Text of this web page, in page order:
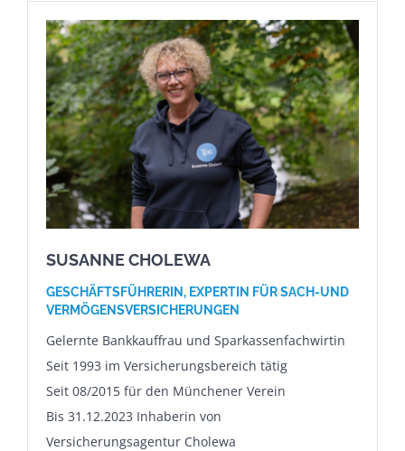
SUSANNE CHOLEWA
GESCHÄFTSFÜHRERIN, EXPERTIN FÜR SACH-UND
VERMÖGENSVERSICHERUNGEN
Gelernte Bankkauffrau und Sparkassenfachwirtin
Seit 1993 im Versicherungsbereich tätig
Seit 08/2015 für den Münchener Verein
Bis 31.12.2023 Inhaberin von
Versicherungsagentur Cholewa